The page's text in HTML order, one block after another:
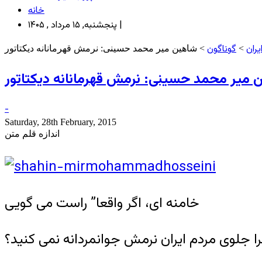
خانه
پنجشنبه, ۱۵ مرداد , ۱۴۰۵ |
> گوناگون > شاهین میر محمد حسینی: نرمش قهرمانانه دیکتاتور
میر محمد حسینی: نرمش قهرمانانه دیکتاتور
-
Saturday, 28th February, 2015
اندازه قلم متن
خامنه ای، اگر واقعا” راست می گویی
جلوی مردم ایران نرمش جوانمردانه نمی کنید؟